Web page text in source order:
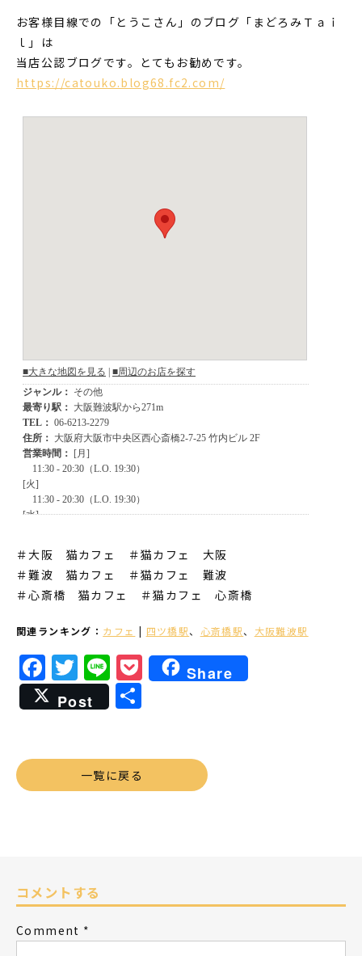
お客様目線での「とうこさん」のブログ「まどろみＴａｉ
ｌ」は
当店公認ブログです。とてもお勧めです。
https://catouko.blog68.fc2.com/
＃大阪 猫カフェ ＃猫カフェ 大阪
＃難波 猫カフェ
＃猫カフェ 難波
＃心斎橋 猫カフェ
＃猫カフェ 心斎橋
関連ランキング： カフェ | 四ツ橋駅、 心斎橋駅、 大阪難波駅
Facebook
Twitter
LinePocket
Share
Post
共
一覧に戻る
コメントする
Comment *